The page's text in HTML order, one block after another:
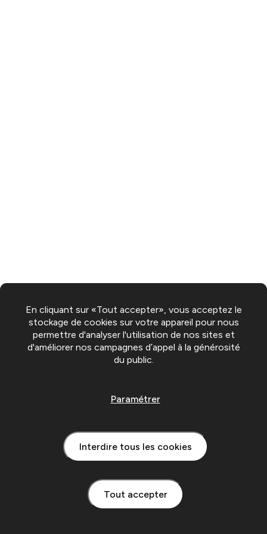
En cliquant sur «Tout accepter», vous acceptez le
stockage de cookies sur votre appareil pour nous
permettre d'analyser l'utilisation de nos sites et
d'améliorer nos campagnes d’appel à la générosité
du public.
Tout accepter
Interdire tous les cookies
Paramétrer